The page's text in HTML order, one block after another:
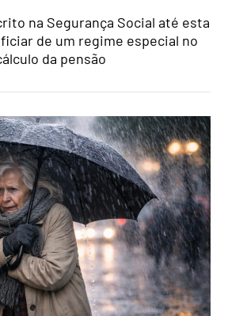
na Segurança Social até esta
de um regime especial no
da pensão